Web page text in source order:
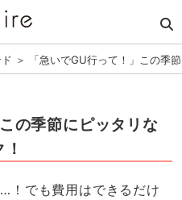
＞ 「急いでGU行って！」この季
の季節にピッタリな
！でも費用はできるだけ